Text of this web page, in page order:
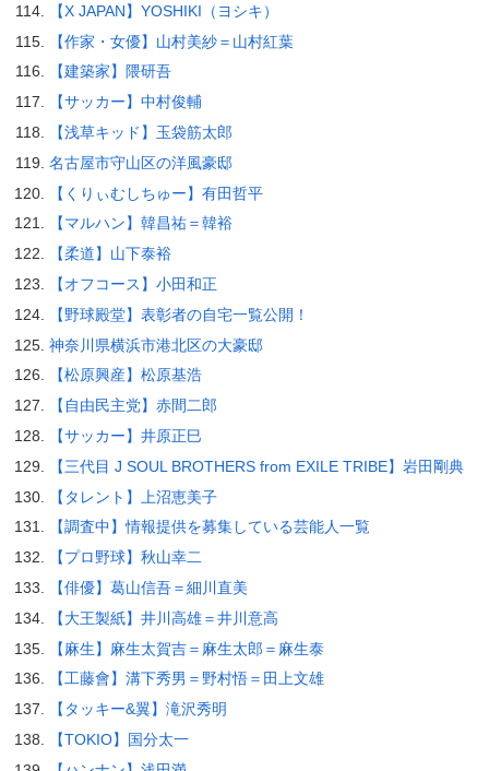
【X JAPAN】YOSHIKI（ヨシキ）
【作家・女優】山村美紗＝山村紅葉
【建築家】隈研吾
【サッカー】中村俊輔
【浅草キッド】玉袋筋太郎
名古屋市守山区の洋風豪邸
【くりぃむしちゅー】有田哲平
【マルハン】韓昌祐＝韓裕
【柔道】山下泰裕
【オフコース】小田和正
【野球殿堂】表彰者の自宅一覧公開！
神奈川県横浜市港北区の大豪邸
【松原興産】松原基浩
【自由民主党】赤間二郎
【サッカー】井原正巳
【三代目 J SOUL BROTHERS from EXILE TRIBE】岩田剛典
【タレント】上沼恵美子
【調査中】情報提供を募集している芸能人一覧
【プロ野球】秋山幸二
【俳優】葛山信吾＝細川直美
【大王製紙】井川高雄＝井川意高
【麻生】麻生太賀吉＝麻生太郎＝麻生泰
【工藤會】溝下秀男＝野村悟＝田上文雄
【タッキー&翼】滝沢秀明
【TOKIO】国分太一